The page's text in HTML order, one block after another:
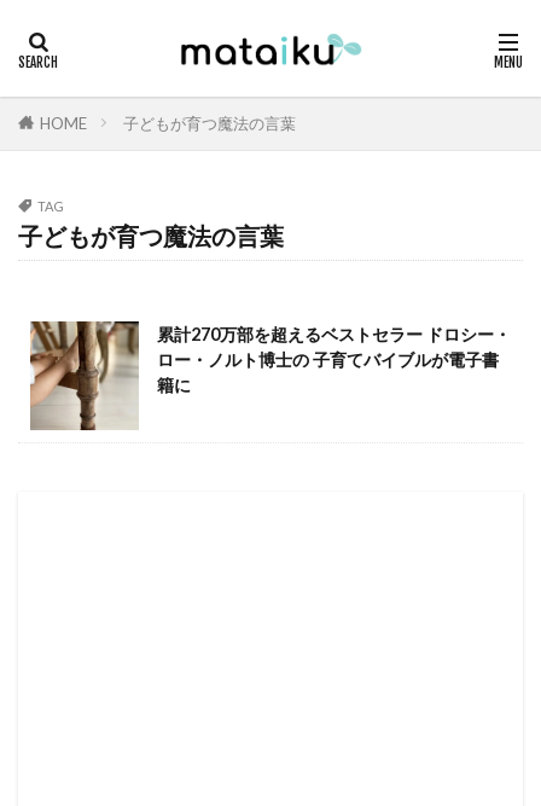
HOME 子どもが育つ魔法の言葉
TAG
子どもが育つ魔法の言葉
累計270万部を超えるベストセラー ドロシー・
ロー・ノルト博士の 子育てバイブルが電子書
籍に